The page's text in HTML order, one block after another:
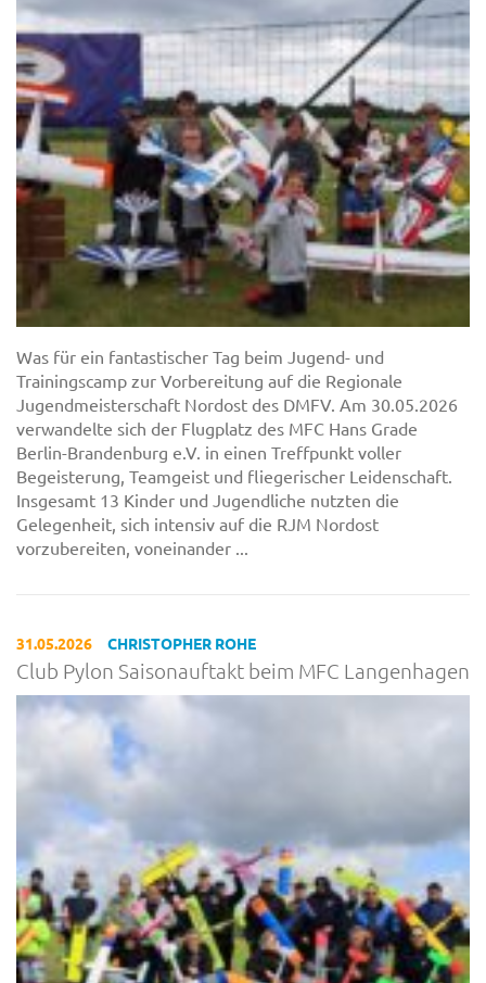
Was für ein fantastischer Tag beim Jugend- und
Trainingscamp zur Vorbereitung auf die Regionale
Jugendmeisterschaft Nordost des DMFV. Am 30.05.2026
verwandelte sich der Flugplatz des MFC Hans Grade
Berlin-Brandenburg e.V. in einen Treffpunkt voller
Begeisterung, Teamgeist und fliegerischer Leidenschaft.
Insgesamt 13 Kinder und Jugendliche nutzten die
Gelegenheit, sich intensiv auf die RJM Nordost
vorzubereiten, voneinander ...
31.05.2026 CHRISTOPHER ROHE
Club Pylon Saisonauftakt beim MFC Langenhagen